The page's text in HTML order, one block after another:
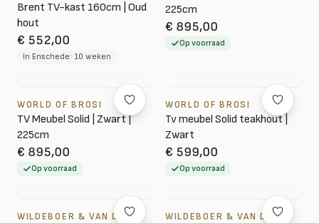
Brent TV-kast 160cm | Oud
hout
€ 552,00
In Enschede: 10 weken
225cm
€ 895,00
Op voorraad
WORLD OF BROSI
TV Meubel Solid | Zwart |
225cm
€ 895,00
Op voorraad
WORLD OF BROSI
Tv meubel Solid teakhout |
Zwart
€ 599,00
Op voorraad
WILDEBOER & VAN DER
WILDEBOER & VAN DER